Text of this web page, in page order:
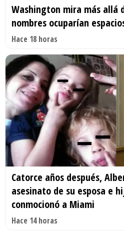
Washington mira más allá
nombres ocuparían
Hace 18 horas
Catorce años después,
asesinato de su esposa e
conmocionó a Miami
Hace 14 horas